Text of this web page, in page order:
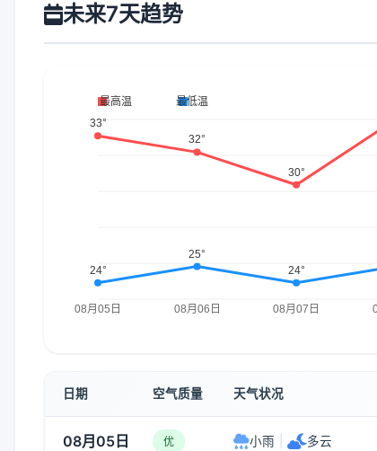
未来7天趋势
日期 空气质量 天气状况
08月05日 优 小雨 多云